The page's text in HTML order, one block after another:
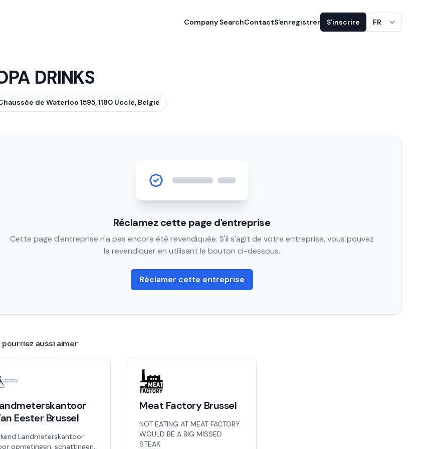
Company SearchContactS'enregistrer S'inscrire FR
DRINKS
de Waterloo 1595, 1180 Uccle, België
Réclamez cette page d'entreprise
Cette page d'entreprise n'a pas encore été revendiquée. S'il s'agit de votre entreprise, vous pouvez
la revendiquer en utilisant le bouton ci-dessous.
Réclamer cette entreprise
pourriez aussi aimer
Eester Brussel
Landmeterskantoor
opmetingen, schattingen,
Meat Factory Brussel
NOT EATING AT MEAT FACTORY
WOULD BE A BIG MISSED
STEAK.